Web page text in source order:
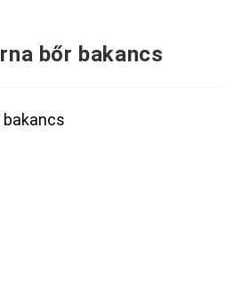
bőr bakancs
bakancs